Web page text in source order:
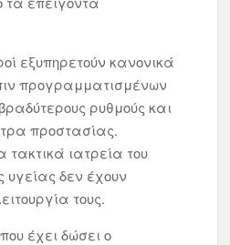
εξυπηρετούν κανονικά
προγραμματισμένων
ρυθμούς και
προστασίας.
τακτικά ιατρεία του
υγείας δεν έχουν
τους.
έχει δώσει ο